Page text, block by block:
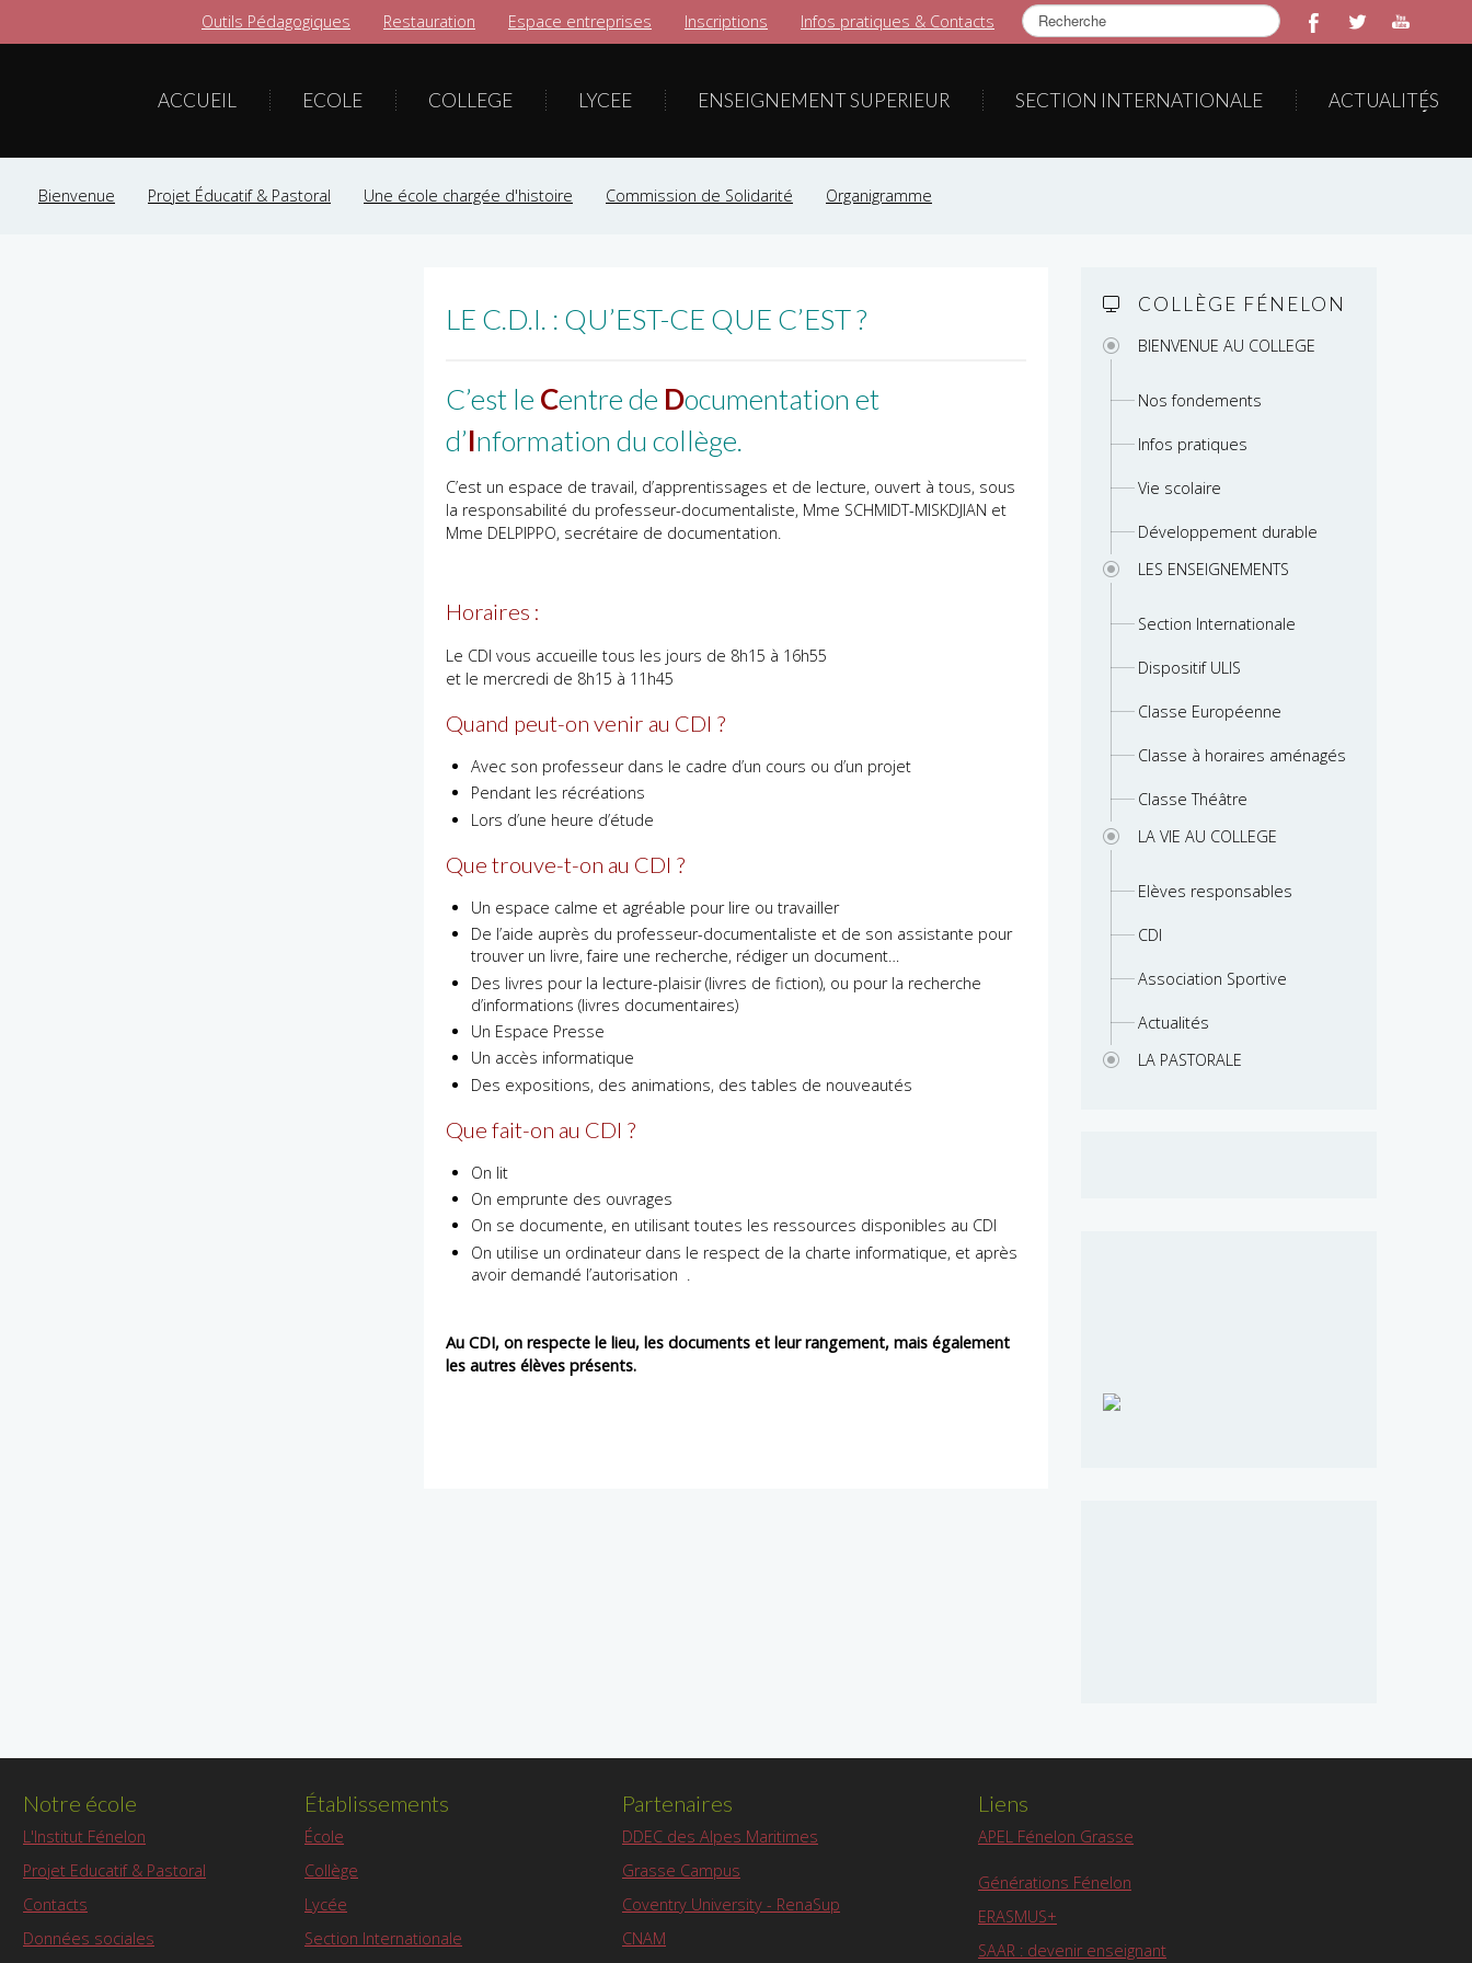
Rechercher
Outils Pédagogiques Restauration Espace entreprises Inscriptions Infos pratiques & Contacts
ACCUEIL ECOLE COLLEGE LYCEE ENSEIGNEMENT SUPERIEUR SECTION INTERNATIONALE ACTUALITÉS
Bienvenue Projet Éducatif & Pastoral Une école chargée d'histoire Commission de Solidarité Organigramme
LE C.D.I. : QU’EST-CE QUE C’EST ?
C’est le Centre de Documentation et
d’Information du collège.
C’est un espace de travail, d’apprentissages et de lecture, ouvert à tous, sous
la responsabilité du professeur-documentaliste, Mme SCHMIDT-MISKDJIAN et
Mme DELPIPPO, secrétaire de documentation.
Horaires :
Le CDI vous accueille tous les jours de 8h15 à 16h55
et le mercredi de 8h15 à 11h45
Quand peut-on venir au CDI ?
Avec son professeur dans le cadre d’un cours ou d’un projet
Pendant les récréations
Lors d’une heure d’étude
Que trouve-t-on au CDI ?
Un espace calme et agréable pour lire ou travailler
De l’aide auprès du professeur-documentaliste et de son assistante pour
trouver un livre, faire une recherche, rédiger un document…
Des livres pour la lecture-plaisir (livres de fiction), ou pour la recherche
d’informations (livres documentaires)
Un Espace Presse
Un accès informatique
Des expositions, des animations, des tables de nouveautés
Que fait-on au CDI ?
On lit
On emprunte des ouvrages
On se documente, en utilisant toutes les ressources disponibles au CDI
On utilise un ordinateur dans le respect de la charte informatique, et après
avoir demandé l’autorisation .
Au CDI, on respecte le lieu, les documents et leur rangement, mais également
les autres élèves présents.
COLLÈGE FÉNELON
BIENVENUE AU COLLEGE
Nos fondements
Infos pratiques
Vie scolaire
Développement durable
LES ENSEIGNEMENTS
Section Internationale
Dispositif ULIS
Classe Européenne
Classe à horaires aménagés
Classe Théâtre
LA VIE AU COLLEGE
Elèves responsables
CDI
Association Sportive
Actualités
LA PASTORALE
Notre école
L'Institut Fénelon
Projet Educatif & Pastoral
Contacts
Données sociales
Établissements
École
Collège
Lycée
Section Internationale
Partenaires
DDEC des Alpes Maritimes
Grasse Campus
Coventry University - RenaSup
CNAM
Liens
APEL Fénelon Grasse
Générations Fénelon
ERASMUS+
SAAR : devenir enseignant